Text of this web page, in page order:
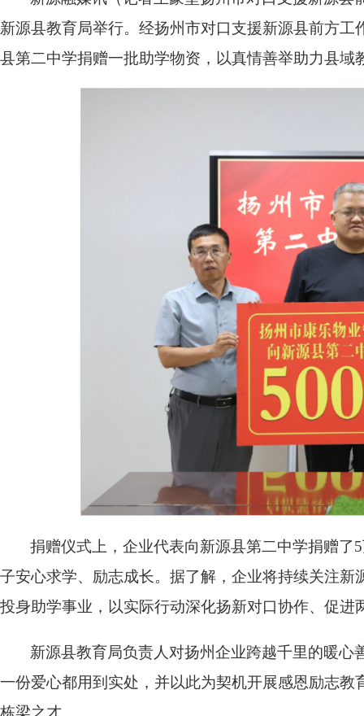
新源县教育局举行。经扬州市对口支援新源县前方
县第二中学捐赠一批助学物资，以真情善举助力县域
捐赠仪式上，企业代表向新源县第二中学捐赠
子安心求学、励志成长。据了解，企业将持续关注
投身助学事业，以实际行动深化扬新对口协作、促进
新源县教育局负责人对扬州企业跨越千里的暖
一份爱心都用到实处，并以此为契机开展感恩励志
栋梁之才。